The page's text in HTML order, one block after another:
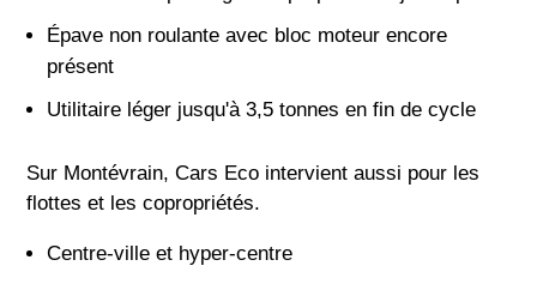
Épave non roulante avec bloc moteur encore
présent
Utilitaire léger jusqu'à 3,5 tonnes en fin de cycle
Sur Montévrain, Cars Eco intervient aussi pour les
flottes et les copropriétés.
Centre-ville et hyper-centre